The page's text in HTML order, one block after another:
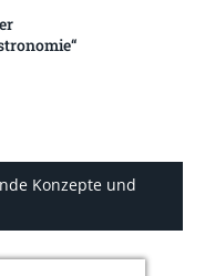
Konzepte und